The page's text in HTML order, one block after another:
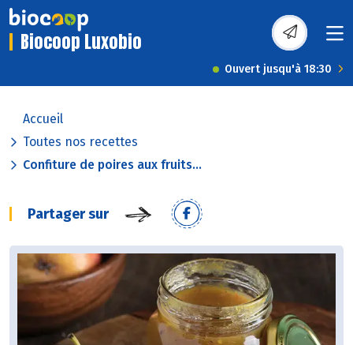
Biocoop Luxobio
Ouvert jusqu'à 18:30
Accueil
Toutes nos recettes
Confiture de poires aux fruits...
Partager sur